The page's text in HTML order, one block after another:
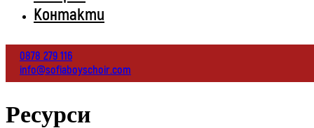
Контакти
0878 279 116
info@sofiaboyschoir.com
Ресурси